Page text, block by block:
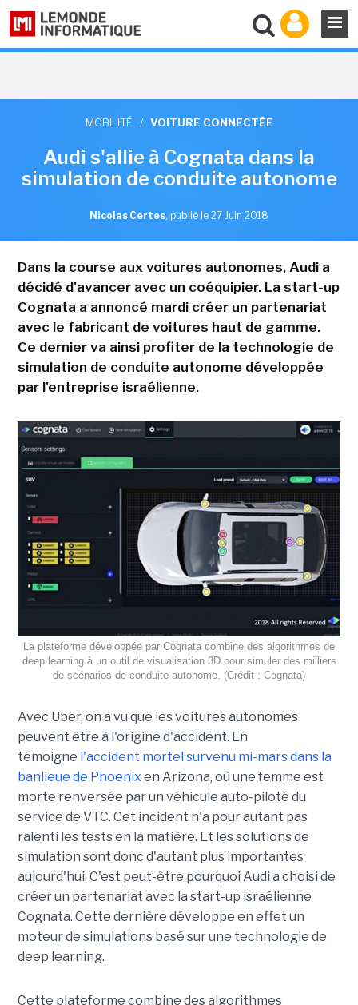
MOBILITÉ / VOITURE CONNECTÉE
Audi s'allie à Cognata dans la
simulation de conduite autonome
Nicolas Certes, publié le 27 Juin 2018
Dans la course aux voitures autonomes, Audi a
décidé d'avancer avec un coéquipier. La start-up
Cognata a annoncé mardi créer un partenariat
avec le fabricant de voitures haut de gamme.
Ce dernier va ainsi profiter de la technologie de
simulation de conduite autonome développée
par l'entreprise israélienne.
La plateforme développée par Cognata combine des algorithmes de
deep learning à un outil de visualisation 3D pour simuler des milliers
de scénarios de conduite autonome. (Crédit : Cognata)
Avec Uber, on a vu que les voitures autonomes
peuvent être à l'origine d'accident. En
témoigne l'accident mortel survenu mi-mars dans la
banlieue de Phoenix en Arizona, où une femme est
morte renversée par un véhicule auto-piloté du
service de VTC. Cet incident n'a pour autant pas
ralenti les tests en la matière. Et les solutions de
simulation sont donc d'autant plus importantes
aujourd'hui. C'est peut-être pourquoi Audi a choisi de
créer un partenariat avec la start-up israélienne
Cognata. Cette dernière développe en effet un
moteur de simulations basé sur une technologie de
deep learning.
Cette plateforme combine des algorithmes